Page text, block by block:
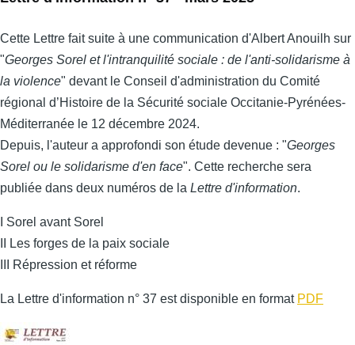
Cette Lettre fait suite à une communication d'Albert Anouilh sur
"Georges Sorel et l'intranquilité sociale : de l'anti-solidarisme à
la violence" devant le Conseil d'administration du Comité
régional d’Histoire de la Sécurité sociale Occitanie-Pyrénées-
Méditerranée le 12 décembre 2024.
Depuis, l'auteur a approfondi son étude devenue : "Georges
Sorel ou le solidarisme d'en face". Cette recherche sera
publiée dans deux numéros de la Lettre d'information.
I Sorel avant Sorel
II Les forges de la paix sociale
III Répression et réforme
La Lettre d'information n° 37 est disponible en format PDF